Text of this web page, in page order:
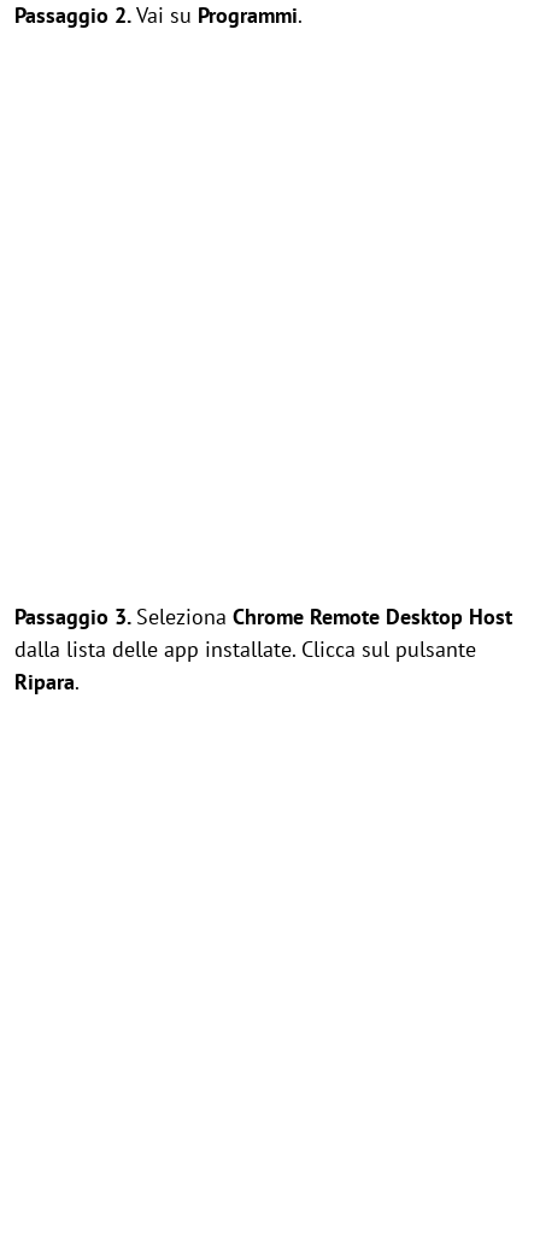
Passaggio 2.Vai su Programmi.
Passaggio 3. Seleziona Chrome Remote Desktop Host
dalla lista delle app installate. Clicca sul pulsante
Ripara.